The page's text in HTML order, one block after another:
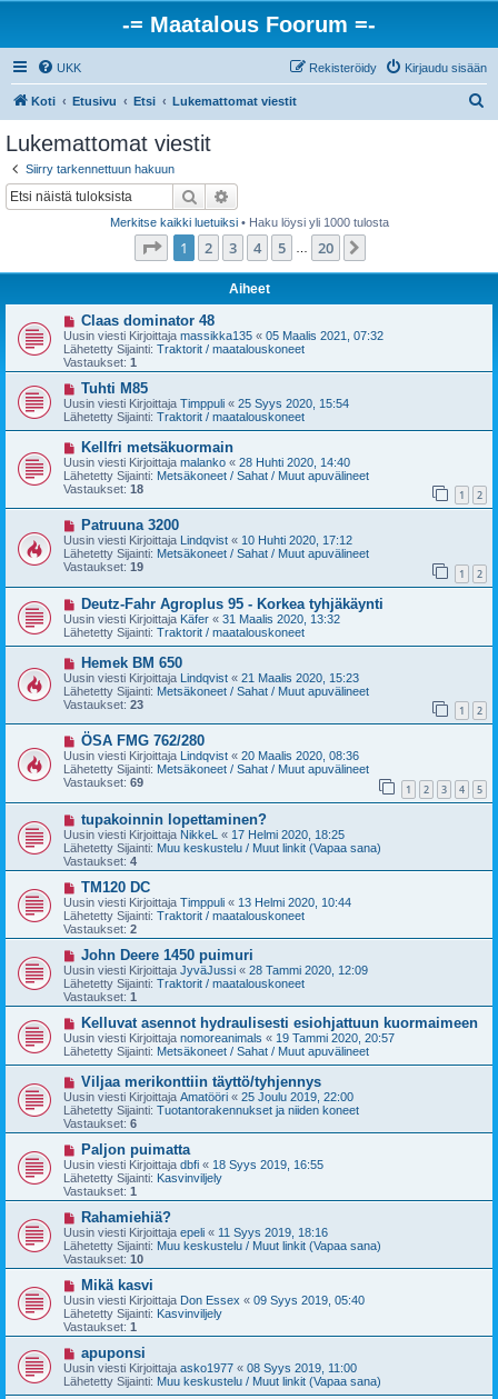
-= Maatalous Foorum =-
UKK Kirjaudu sisään
Rekisteröidy
Koti Etusivu Etsi Lukemattomat viestit
Lukemattomat viestit
Siirry tarkennettuun hakuun
Etsi
Merkitse kaikki luetuiksi• Haku löysi yli 1000 tulosta
Sivu /20
1 2 3 4 5 20
Aiheet
U
u
s
i
v
s
t
Claas dominator 48
Uusin viesti Kirjoittaja massikka135 « 05 Maalis 2021, 07:32
Lähetetty Sijainti: Traktorit / maatalouskoneet
Vastaukset: 1
U
u
s
i
v
e
s
t
i
Tuhti M85
Uusin viesti Kirjoittaja Timppuli « 25 Syys 2020, 15:54
Lähetetty Sijainti: Traktorit / maatalouskoneet
U
u
s
i
v
i
s
t
i
Kellfri metsäkuormain
Uusin viesti Kirjoittaja malanko « 28 Huhti 2020, 14:40
Lähetetty Sijainti: Metsäkoneet / Sahat / Muut apuvälineet
Vastaukset: 18 1 2
U
u
s
i
v
i
e
s
t
Patruuna 3200
Uusin viesti Kirjoittaja Lindqvist « 10 Huhti 2020, 17:12
Lähetetty Sijainti: Metsäkoneet / Sahat / Muut apuvälineet
Vastaukset: 19 1 2
U
u
s
i
v
e
s
t
i
Deutz-Fahr Agroplus 95 - Korkea tyhjäkäynti
Uusin viesti Kirjoittaja Käfer « 31 Maalis 2020, 13:32
Lähetetty Sijainti: Traktorit / maatalouskoneet
U
u
s
i
v
i
e
s
t
i
Hemek BM 650
Uusin viesti Kirjoittaja Lindqvist « 21 Maalis 2020, 15:23
Lähetetty Sijainti: Metsäkoneet / Sahat / Muut apuvälineet
Vastaukset: 23 1 2
U
u
s
i
i
e
s
t
i
ÖSA FMG 762/280
Uusin viesti Kirjoittaja Lindqvist « 20 Maalis 2020, 08:36
Lähetetty Sijainti: Metsäkoneet / Sahat / Muut apuvälineet
Vastaukset: 69 1 2 3 4 5
U
u
s
i
v
s
t
i
tupakoinnin lopettaminen?
Uusin viesti Kirjoittaja NikkeL « 17 Helmi 2020, 18:25
Lähetetty Sijainti: Muu keskustelu / Muut linkit (Vapaa sana)
Vastaukset: 4
U
u
s
i
v
e
s
t
i
TM120 DC
Uusin viesti Kirjoittaja Timppuli « 13 Helmi 2020, 10:44
Lähetetty Sijainti: Traktorit / maatalouskoneet
Vastaukset: 2
U
u
s
i
v
e
s
t
John Deere 1450 puimuri
Uusin viesti Kirjoittaja JyväJussi « 28 Tammi 2020, 12:09
Lähetetty Sijainti: Traktorit / maatalouskoneet
Vastaukset: 1
U
u
s
i
v
e
s
t
Kelluvat asennot hydraulisesti esiohjattuun kuormaimeen
Uusin viesti Kirjoittaja nomoreanimals « 19 Tammi 2020, 20:57
Lähetetty Sijainti: Metsäkoneet / Sahat / Muut apuvälineet
U
u
s
i
v
e
s
t
i
Viljaa merikonttiin täyttö/tyhjennys
Uusin viesti Kirjoittaja Amatööri « 25 Joulu 2019, 22:00
Lähetetty Sijainti: Tuotantorakennukset ja niiden koneet
Vastaukset: 6
U
u
s
i
v
e
s
t
i
Paljon puimatta
Uusin viesti Kirjoittaja dbfi « 18 Syys 2019, 16:55
Lähetetty Sijainti: Kasvinviljely
Vastaukset: 1
U
u
s
i
v
e
s
t
i
Rahamiehiä?
Uusin viesti Kirjoittaja epeli « 11 Syys 2019, 18:16
Lähetetty Sijainti: Muu keskustelu / Muut linkit (Vapaa sana)
Vastaukset: 10
U
u
s
i
v
e
s
t
Mikä kasvi
Uusin viesti Kirjoittaja Don Essex « 09 Syys 2019, 05:40
Lähetetty Sijainti: Kasvinviljely
Vastaukset: 1
U
u
s
i
apuponsi
Uusin viesti Kirjoittaja asko1977 « 08 Syys 2019, 11:00
Lähetetty Sijainti: Muu keskustelu / Muut linkit (Vapaa sana)